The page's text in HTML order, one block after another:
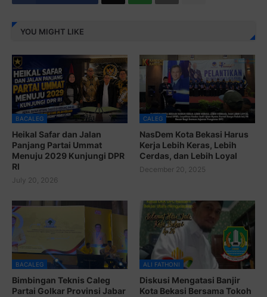
YOU MIGHT LIKE
BACALEG
Heikal Safar dan Jalan
Panjang Partai Ummat
Menuju 2029 Kunjungi DPR
RI
July 20, 2026
CALEG
NasDem Kota Bekasi Harus
Kerja Lebih Keras, Lebih
Cerdas, dan Lebih Loyal
December 20, 2025
BACALEG
Bimbingan Teknis Caleg
Partai Golkar Provinsi Jabar
ALI FATHONI
Diskusi Mengatasi Banjir
Kota Bekasi Bersama Tokoh